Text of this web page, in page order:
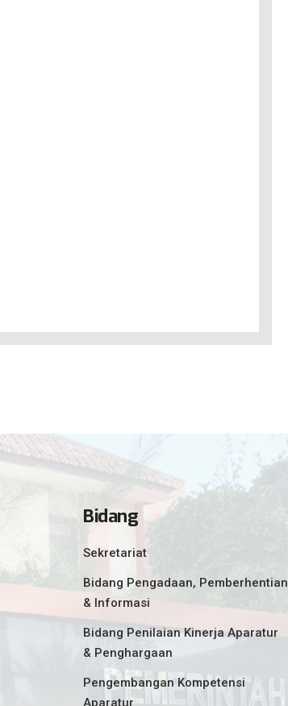
Bidang
Sekretariat
Bidang Pengadaan, Pemberhentian
& Informasi
Bidang Penilaian Kinerja Aparatur
& Penghargaan
Pengembangan Kompetensi
Aparatur